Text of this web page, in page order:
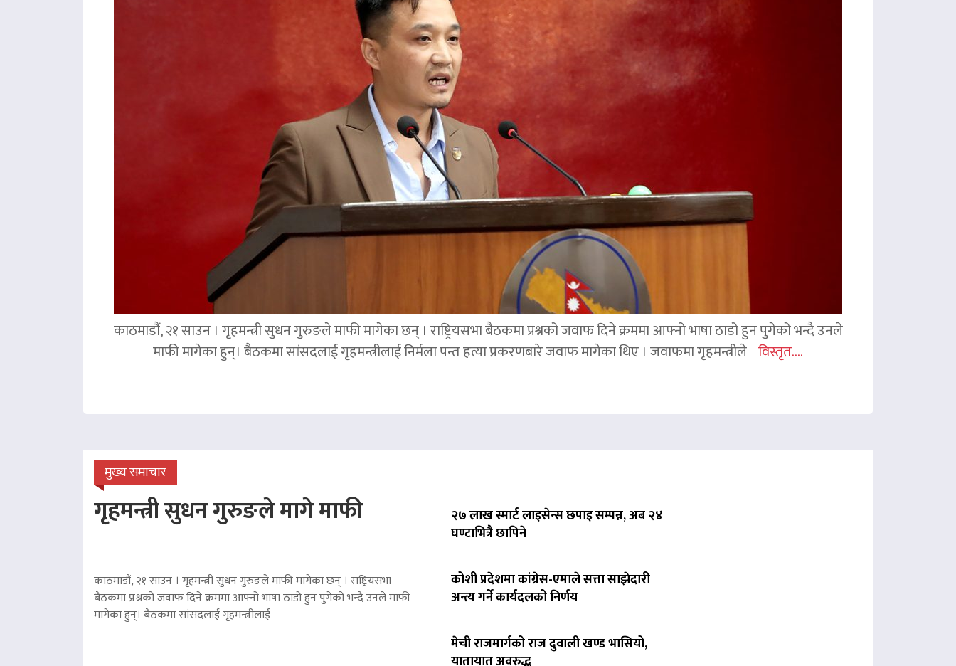
काठमाडौं, २१ साउन । गृहमन्त्री सुधन गुरुङले माफी मागेका छन् । राष्ट्रियसभा बैठकमा प्रश्नको जवाफ दिने क्रममा आफ्नो भाषा ठाडो हुन पुगेको भन्दै उनले
माफी मागेका हुन्। बैठकमा सांसदलाई गृहमन्त्रीलाई निर्मला पन्त हत्या प्रकरणबारे जवाफ मागेका थिए । जवाफमा गृहमन्त्रीले विस्तृत....
मुख्य समाचार
गृहमन्त्री सुधन गुरुङले मागे माफी
काठमाडौं, २१ साउन । गृहमन्त्री सुधन गुरुङले माफी मागेका छन् । राष्ट्रियसभा
बैठकमा प्रश्नको जवाफ दिने क्रममा आफ्नो भाषा ठाडो हुन पुगेको भन्दै उनले माफी
मागेका हुन्। बैठकमा सांसदलाई गृहमन्त्रीलाई
२७ लाख स्मार्ट लाइसेन्स छपाइ सम्पन्न, अब २४
घण्टाभित्रै छापिने
कोशी प्रदेशमा कांग्रेस-एमाले सत्ता साझेदारी
अन्त्य गर्ने कार्यदलको निर्णय
मेची राजमार्गको राज दुवाली खण्ड भासियो,